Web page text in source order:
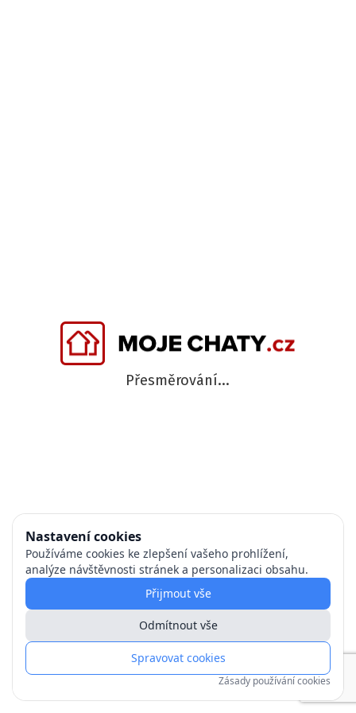
Přesměrování...
Nastavení cookies
Používáme cookies ke zlepšení vašeho prohlížení,
analýze návštěvnosti stránek a personalizaci obsahu.
Přijmout vše
Odmítnout vše
Spravovat cookies
Zásady používání cookies